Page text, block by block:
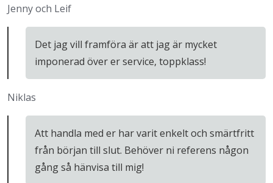
Jenny och Leif
Det jag vill framföra är att jag är mycket
imponerad över er service, toppklass!
Niklas
Att handla med er har varit enkelt och smärtfritt
från början till slut. Behöver ni referens någon
gång så hänvisa till mig!